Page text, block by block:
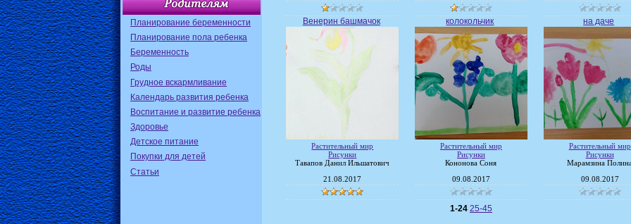
Планирование беременности
Планирование пола ребенка
Беременность
Роды
Грудное вскармливание
Календарь развития ребенка
Воспитание и развитие ребенка
Здоровье
Детское питание
Покупки для детей
Статьи
Венерин башмачок
Растительный мир
Рисунки
Тавапов Данил Ильшатович
21.08.2017
колокольчик
Растительный мир
Рисунки
Кононова Соня
09.08.2017
на даче
Растительный мир
Рисунки
Марамзина
09.08.2017
1-24 25-45